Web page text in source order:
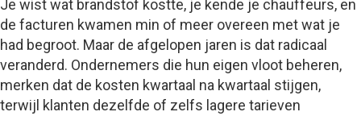
Je wist wat brandstof kostte, je kende je chauffeurs, en
de facturen kwamen min of meer overeen met wat je
had begroot. Maar de afgelopen jaren is dat radicaal
veranderd. Ondernemers die hun eigen vloot beheren,
merken dat de kosten kwartaal na kwartaal stijgen,
terwijl klanten dezelfde of zelfs lagere tarieven